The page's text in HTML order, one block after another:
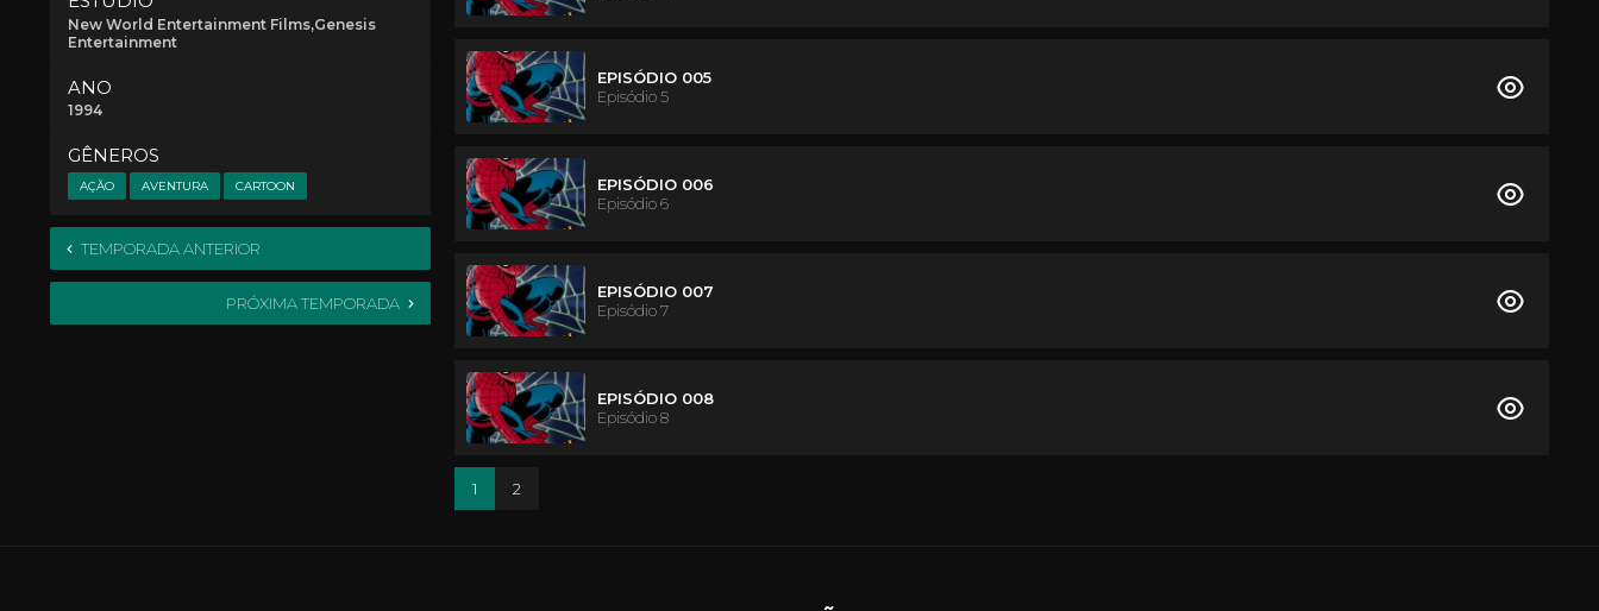
New World Entertainment Films,Genesis
Entertainment
ANO
1994
GÊNEROS
AÇÃO AVENTURA CARTOON
TEMPORADA ANTERIOR
PRÓXIMA TEMPORADA
EPISÓDIO 005
Episódio 5
EPISÓDIO 006
Episódio 6
EPISÓDIO 007
Episódio 7
EPISÓDIO 008
Episódio 8
1 2